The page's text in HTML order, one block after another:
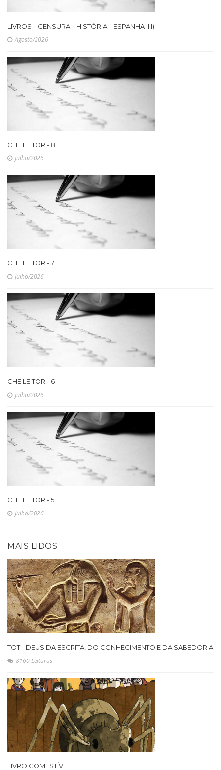
LIVROS – CENSURA – HISTÓRIA – ESPANHA (III)
Agosto/2026
CHE LEITOR - 8
Julho/2026
CHE LEITOR - 7
Julho/2026
CHE LEITOR - 6
Julho/2026
CHE LEITOR - 5
Julho/2026
MAIS LIDOS
TOT - DEUS DA ESCRITA, DO CONHECIMENTO E DA SABEDORIA
8160 Leituras
LIVRO COMESTÍVEL